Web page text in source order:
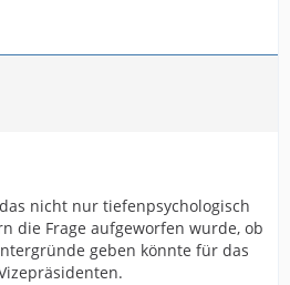
nicht nur tiefenpsychologisch
die Frage aufgeworfen wurde, ob
geben könnte für das